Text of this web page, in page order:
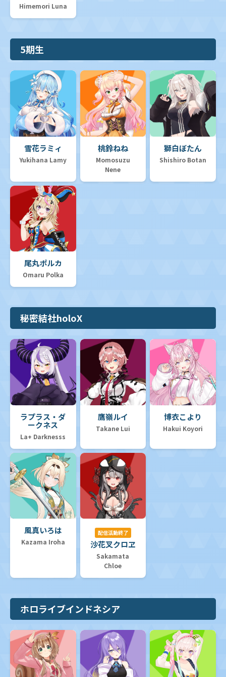
Himemori Luna
5期生
雪花ラミィ
Yukihana Lamy
桃鈴ねね
Momosuzu
Nene
獅白ぼたん
Shishiro Botan
尾丸ポルカ
Omaru Polka
秘密結社holoX
ラプラス・ダ
ークネス
La+ Darknesss
鷹嶺ルイ
Takane Lui
博衣こより
Hakui Koyori
風真いろは
Kazama Iroha
配信活動終了
沙花叉クロヱ
Sakamata
Chloe
ホロライブインドネシア